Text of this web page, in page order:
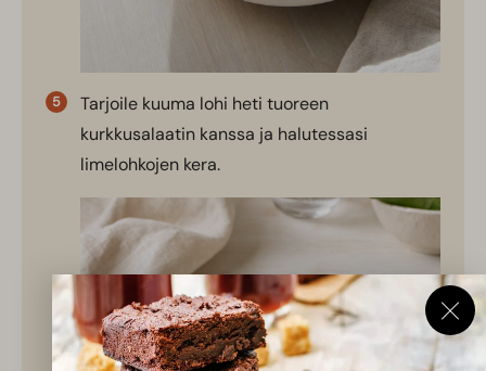
Tarjoile kuuma lohi heti tuoreen
kurkkusalaatin kanssa ja halutessasi
limelohkojen kera.